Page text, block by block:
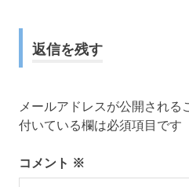
ビ
ゲ
ー
シ
ョ
返信を残す
メールアドレスが公開される
付いている欄は必須項目です
コメント ※